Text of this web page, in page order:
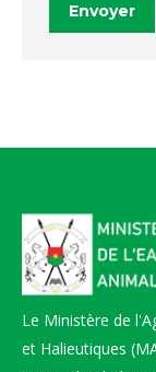
Envoyer
Le Ministère de
et Halieutiques